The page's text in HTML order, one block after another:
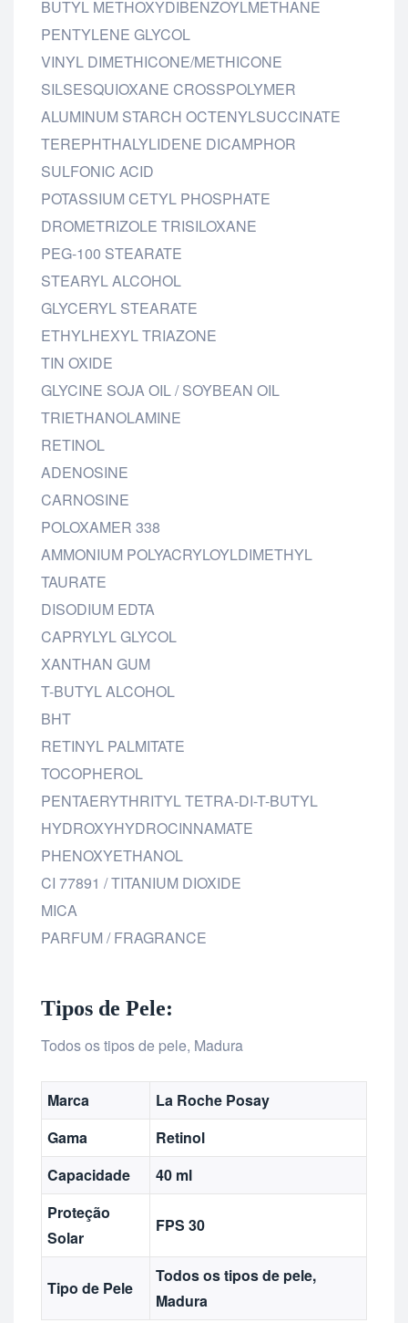
BUTYL METHOXYDIBENZOYLMETHANE
PENTYLENE GLYCOL
VINYL DIMETHICONE/METHICONE
SILSESQUIOXANE CROSSPOLYMER
ALUMINUM STARCH OCTENYLSUCCINATE
TEREPHTHALYLIDENE DICAMPHOR
SULFONIC ACID
POTASSIUM CETYL PHOSPHATE
DROMETRIZOLE TRISILOXANE
PEG-100 STEARATE
STEARYL ALCOHOL
GLYCERYL STEARATE
ETHYLHEXYL TRIAZONE
TIN OXIDE
GLYCINE SOJA OIL / SOYBEAN OIL
TRIETHANOLAMINE
RETINOL
ADENOSINE
CARNOSINE
POLOXAMER 338
AMMONIUM POLYACRYLOYLDIMETHYL
TAURATE
DISODIUM EDTA
CAPRYLYL GLYCOL
XANTHAN GUM
T-BUTYL ALCOHOL
BHT
RETINYL PALMITATE
TOCOPHEROL
PENTAERYTHRITYL TETRA-DI-T-BUTYL
HYDROXYHYDROCINNAMATE
PHENOXYETHANOL
CI 77891 / TITANIUM DIOXIDE
MICA
PARFUM / FRAGRANCE
Tipos de Pele:
Todos os tipos de pele, Madura
Marca
La Roche Posay
Gama
Retinol
Capacidade
40 ml
Proteção
Solar
FPS 30
Tipo de Pele
Todos os tipos de pele,
Madura